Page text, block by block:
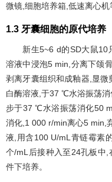
微镜,细胞培养箱,低速离心机
1.3 牙囊细胞的原代培养
新生5~6 d的SD大鼠10
溶液中浸泡5 min,分离下颌
剥离牙囊组织和成釉器,显
白酶溶液,于37 ℃水浴振荡
步于37 ℃水浴振荡消化50
消化,1 000 r/min离心5 min,
液,用含100 U/mL青链霉素
个/mL后接种入至24孔板中
件下培养。